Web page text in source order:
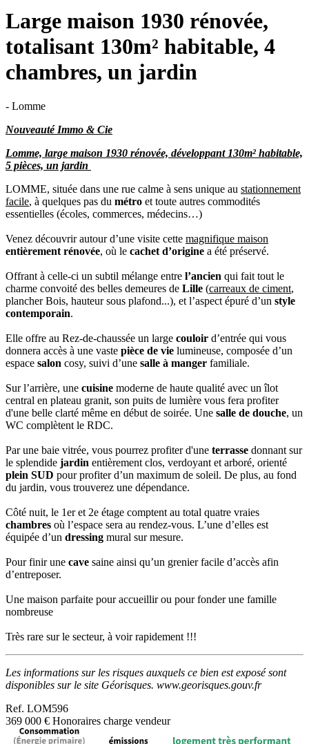
Large maison 1930 rénovée,
totalisant 130m² habitable, 4
chambres, un jardin
- Lomme
Nouveauté Immo & Cie
Lomme, large maison 1930 rénovée, développant 130m² habitable,
5 pièces, un jardin
LOMME, située dans une rue calme à sens unique au stationnement
facile, à quelques pas du métro et toute autres commodités
essentielles (écoles, commerces, médecins…)
Venez découvrir autour d’une visite cette magnifique maison
entièrement rénovée, où le cachet d’origine a été préservé.
Offrant à celle-ci un subtil mélange entre l’ancien qui fait tout le
charme convoité des belles demeures de Lille (carreaux de ciment,
plancher Bois, hauteur sous plafond...), et l’aspect épuré d’un style
contemporain.
Elle offre au Rez-de-chaussée un large couloir d’entrée qui vous
donnera accès à une vaste pièce de vie lumineuse, composée d’un
espace salon cosy, suivi d’une salle à manger familiale.
Sur l’arrière, une cuisine moderne de haute qualité avec un îlot
central en plateau granit, son puits de lumière vous fera profiter
d'une belle clarté même en début de soirée. Une salle de douche, un
WC complètent le RDC.
Par une baie vitrée, vous pourrez profiter d'une terrasse donnant sur
le splendide jardin entièrement clos, verdoyant et arboré, orienté
plein SUD pour profiter d’un maximum de soleil. De plus, au fond
du jardin, vous trouverez une dépendance.
Côté nuit, le 1er et 2e étage comptent au total quatre vraies
chambres où l’espace sera au rendez-vous. L’une d’elles est
équipée d’un dressing mural sur mesure.
Pour finir une cave saine ainsi qu’un grenier facile d’accès afin
d’entreposer.
Une maison parfaite pour accueillir ou pour fonder une famille
nombreuse
Très rare sur le secteur, à voir rapidement !!!
Les informations sur les risques auxquels ce bien est exposé sont
disponibles sur le site Géorisques. www.georisques.gouv.fr
Ref. LOM596
369 000 € Honoraires charge vendeur